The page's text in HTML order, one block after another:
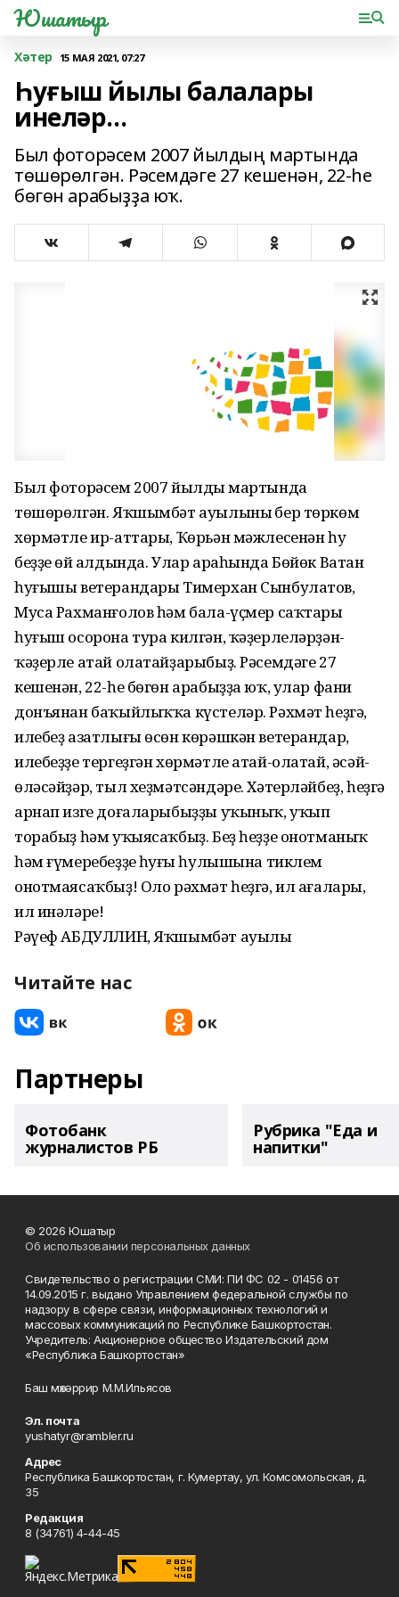
Юшатыр
Хәтер 15 МАЯ 2021, 07:27
Һуғыш йылы балалары
инелəр...
Был фоторəсем 2007 йылдың мартында
төшөрөлгəн. Рəсемдəге 27 кешенəн, 22-һе
бөгөн арабыҙҙа юҡ.
Был фоторəсем 2007 йылдың мартында
төшөрөлгəн. Яҡшымбəт ауылының бер төркөм
хөрмəтле ир-аттары, Ҡөрьəн мəжлесенəн һуң
беҙҙең өй алдында. Улар араһында Бөйөк Ватан
һуғышы ветерандары Тимерхан Сынбулатов,
Муса Рахманғолов һəм бала-үҫмер саҡтары
һуғыш осорона тура килгəн, ҡəҙерлелəрҙəн-
ҡəҙерле атай олатайҙарыбыҙ. Рəсемдəге 27
кешенəн, 22-һе бөгөн арабыҙҙа юҡ, улар фани
донъянан баҡыйлыҡҡа күстелəр. Рəхмəт һеҙгə,
илебеҙ азатлығы өсөн көрəшкəн ветерандар,
илебеҙҙе тергеҙгəн хөрмəтле атай-олатай, əсəй-
өлəсəйҙəр, тыл хеҙмəтсəндəре. Хəтерлəйбеҙ, һеҙгə
арнап изге доғаларыбыҙҙы уҡыныҡ, уҡып
торабыҙ һəм уҡыясаҡбыҙ. Беҙ һеҙҙе онотманыҡ
һəм ғүмеребеҙҙең һуңғы һулышына тиклем
онотмаясаҡбыҙ! Оло рəхмəт һеҙгə, ил ағалары,
ил инəлəре!
Рəүеф АБДУЛЛИН, Яҡшымбəт ауылы
Читайте нас
Партнеры
Фотобанк
журналистов РБ
Рубрика "Еда и
напитки"
© 2026 Юшатыр
Об использовании персональных данных
Свидетельство о регистрации СМИ: ПИ ФС 02 - 01456 от
14.09.2015 г. выдано Управлением федеральной службы по
надзору в сфере связи, информационных технологий и
массовых коммуникаций по Республике Башкортостан.
Учредитель: Акционерное общество Издательский дом
«Республика Башкортостан»
Баш мөхәррир М.М.Ильясов
Эл. почта
yushatyr@rambler.ru
Адрес
Республика Башкортостан, г. Кумертау, ул. Комсомольская, д.
35
Редакция
8 (34761) 4-44-45